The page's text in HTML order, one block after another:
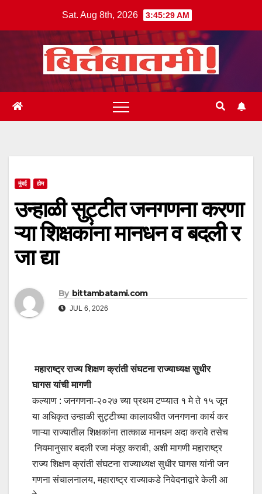
Sat. Aug 8th, 2026 3:45:29 AM
मुंबई होम
उन्हाळी सुट्टीत जनगणना करणा
ऱ्या शिक्षकांना मानधन व बदली र
जा द्या
By bittambatami.com
JUL 6, 2026
महाराष्ट्र राज्य शिक्षण क्रांती संघटना राज्याध्यक्ष सुधीर
घागस यांची मागणी
कल्याण : जनगणना-२०२७ च्या प्रथम टप्प्यात १ मे ते १५ जून
या अधिकृत उन्हाळी सुट्टीच्या कालावधीत जनगणना कार्य कर
णाऱ्या राज्यातील शिक्षकांना तात्काळ मानधन अदा करावे तसेच
नियमानुसार बदली रजा मंजूर करावी, अशी मागणी महाराष्ट्र
राज्य शिक्षण क्रांती संघटना राज्याध्यक्ष सुधीर घागस यांनी जन
गणना संचालनालय, महाराष्ट्र राज्याकडे निवेदनाद्वारे केली आ